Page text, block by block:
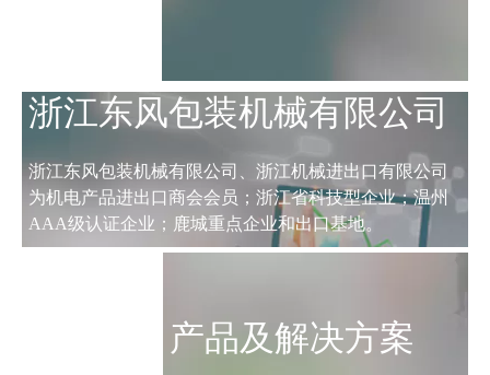
浙江东风包装机械有限公司
浙江东风包装机械有限公司、浙江机械进出口有限公司
为机电产品进出口商会会员；浙江省科技型企业；温州
AAA级认证企业；鹿城重点企业和出口基地。
产品及解决方案